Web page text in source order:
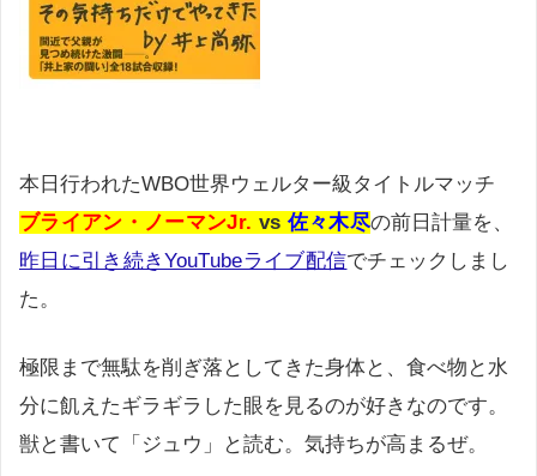
本日行われたWBO世界ウェルター級タイトルマッチ
ブライアン・ノーマンJr. vs 佐々木尽の前日計量を、
昨日に引き続きYouTubeライブ配信でチェックしまし
た。
極限まで無駄を削ぎ落としてきた身体と、食べ物と水
分に飢えたギラギラした眼を見るのが好きなのです。
獣と書いて「ジュウ」と読む。気持ちが高まるぜ。